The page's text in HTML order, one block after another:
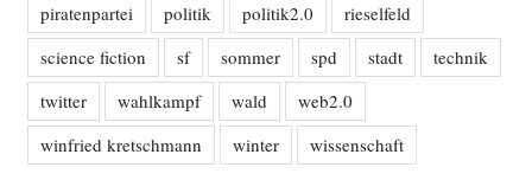
piratenpartei
politik politik2.0
rieselfeld
science fiction
sf sommer spd stadt
technik
twitter
wahlkampf wald
web2.0
winfried kretschmann
winter wissenschaft